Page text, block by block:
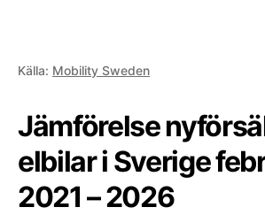
Källa: Mobility Sweden
Jämförelse
elbilar i Sverige
2021 – 2026